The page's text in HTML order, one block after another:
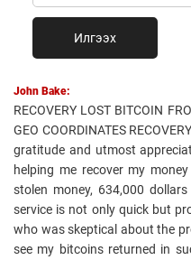
Илгээх
John Bake:
RECOVERY LOST BITCOIN
GEO COORDINATES
gratitude and utmost
helping me recover my
stolen money, 634,000
service is not only quick but
who was skeptical about the
see my bitcoins returned in